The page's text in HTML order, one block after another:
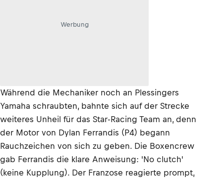
Werbung
Während die Mechaniker noch an Plessingers
Yamaha schraubten, bahnte sich auf der Strecke
weiteres Unheil für das Star-Racing Team an, denn
der Motor von Dylan Ferrandis (P4) begann
Rauchzeichen von sich zu geben. Die Boxencrew
gab Ferrandis die klare Anweisung: 'No clutch'
(keine Kupplung). Der Franzose reagierte prompt,